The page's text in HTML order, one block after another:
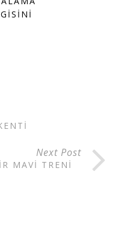
Next Post
MAVI TRENI